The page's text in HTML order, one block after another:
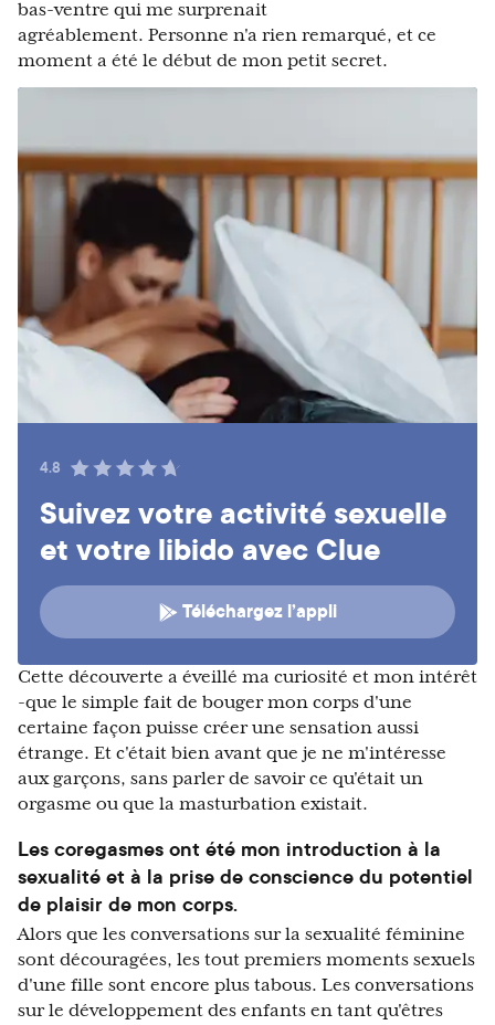
bas-ventre qui me surprenait
agréablement. Personne n'a rien remarqué, et ce
moment a été le début de mon petit secret.
4.8
Suivez votre activité sexuelle
et votre libido avec Clue
Téléchargez l’appli
Cette découverte a éveillé ma curiosité et mon intérêt
-que le simple fait de bouger mon corps d'une
certaine façon puisse créer une sensation aussi
étrange. Et c'était bien avant que je ne m'intéresse
aux garçons, sans parler de savoir ce qu'était un
orgasme ou que la masturbation existait.
Les coregasmes ont été mon introduction à la
sexualité et à la prise de conscience du potentiel
de plaisir de mon corps.
Alors que les conversations sur la sexualité féminine
sont découragées, les tout premiers moments sexuels
d'une fille sont encore plus tabous. Les conversations
sur le développement des enfants en tant qu'êtres